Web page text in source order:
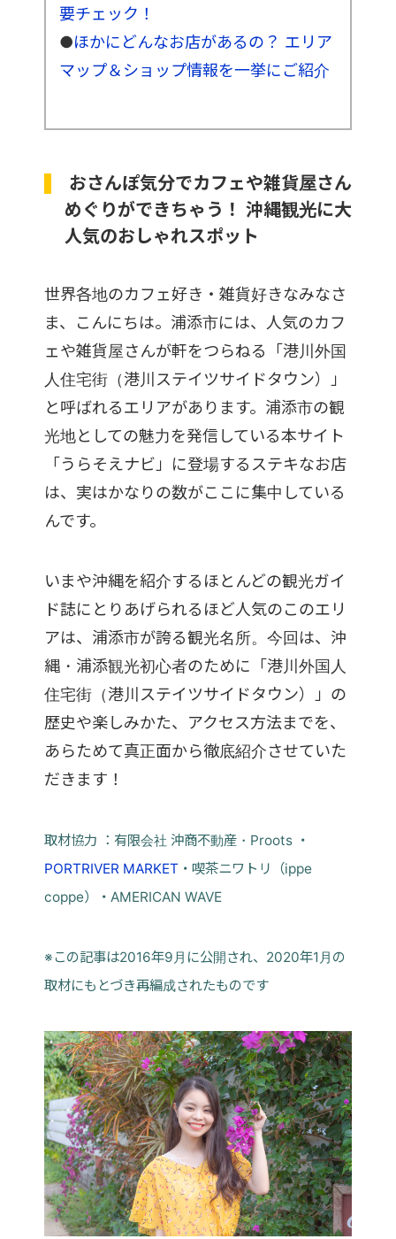
要チェック！
●ほかにどんなお店があるの？ エリア
マップ＆ショップ情報を一挙にご紹介
おさんぽ気分でカフェや雑貨屋さん
めぐりができちゃう！ 沖縄観光に大
人気のおしゃれスポット
世界各地のカフェ好き・雑貨好きなみなさ
ま、こんにちは。浦添市には、人気のカフ
ェや雑貨屋さんが軒をつらねる「港川外国
人住宅街（港川ステイツサイドタウン）」
と呼ばれるエリアがあります。浦添市の観
光地としての魅力を発信している本サイト
「うらそえナビ」に登場するステキなお店
は、実はかなりの数がここに集中している
んです。
いまや沖縄を紹介するほとんどの観光ガイ
ド誌にとりあげられるほど人気のこのエリ
アは、浦添市が誇る観光名所。今回は、沖
縄・浦添観光初心者のために「港川外国人
住宅街（港川ステイツサイドタウン）」の
歴史や楽しみかた、アクセス方法までを、
あらためて真正面から徹底紹介させていた
だきます！
取材協力 ： 有限会社 沖商不動産 ・Proots ・
PORTRIVER MARKET ・喫茶ニワトリ（ippe
coppe）・AMERICAN WAVE
※この記事は2016年9月に公開され、2020年1月の
取材にもとづき再編成されたものです